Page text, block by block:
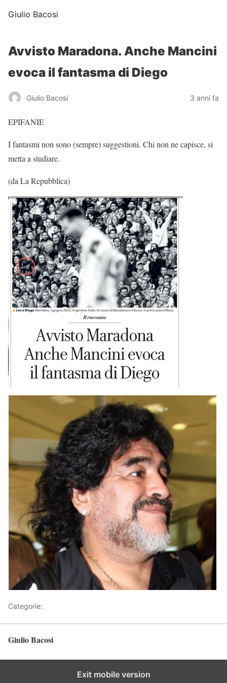
Giulio Bacosi
Avvisto Maradona. Anche Mancini
evoca il fantasma di Diego
Giulio Bacosi 3 anni fa
EPIFANIE
I fantasmi non sono (sempre) suggestioni. Chi non ne capisce, si
metta a studiare.
(da La Repubblica)
Categorie:
Giulio Bacosi
Exit mobile version